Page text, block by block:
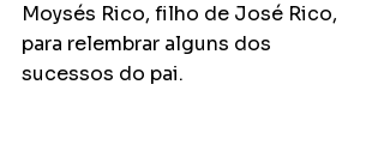
Moysés Rico, filho de José Rico,
para relembrar alguns dos
sucessos do pai.